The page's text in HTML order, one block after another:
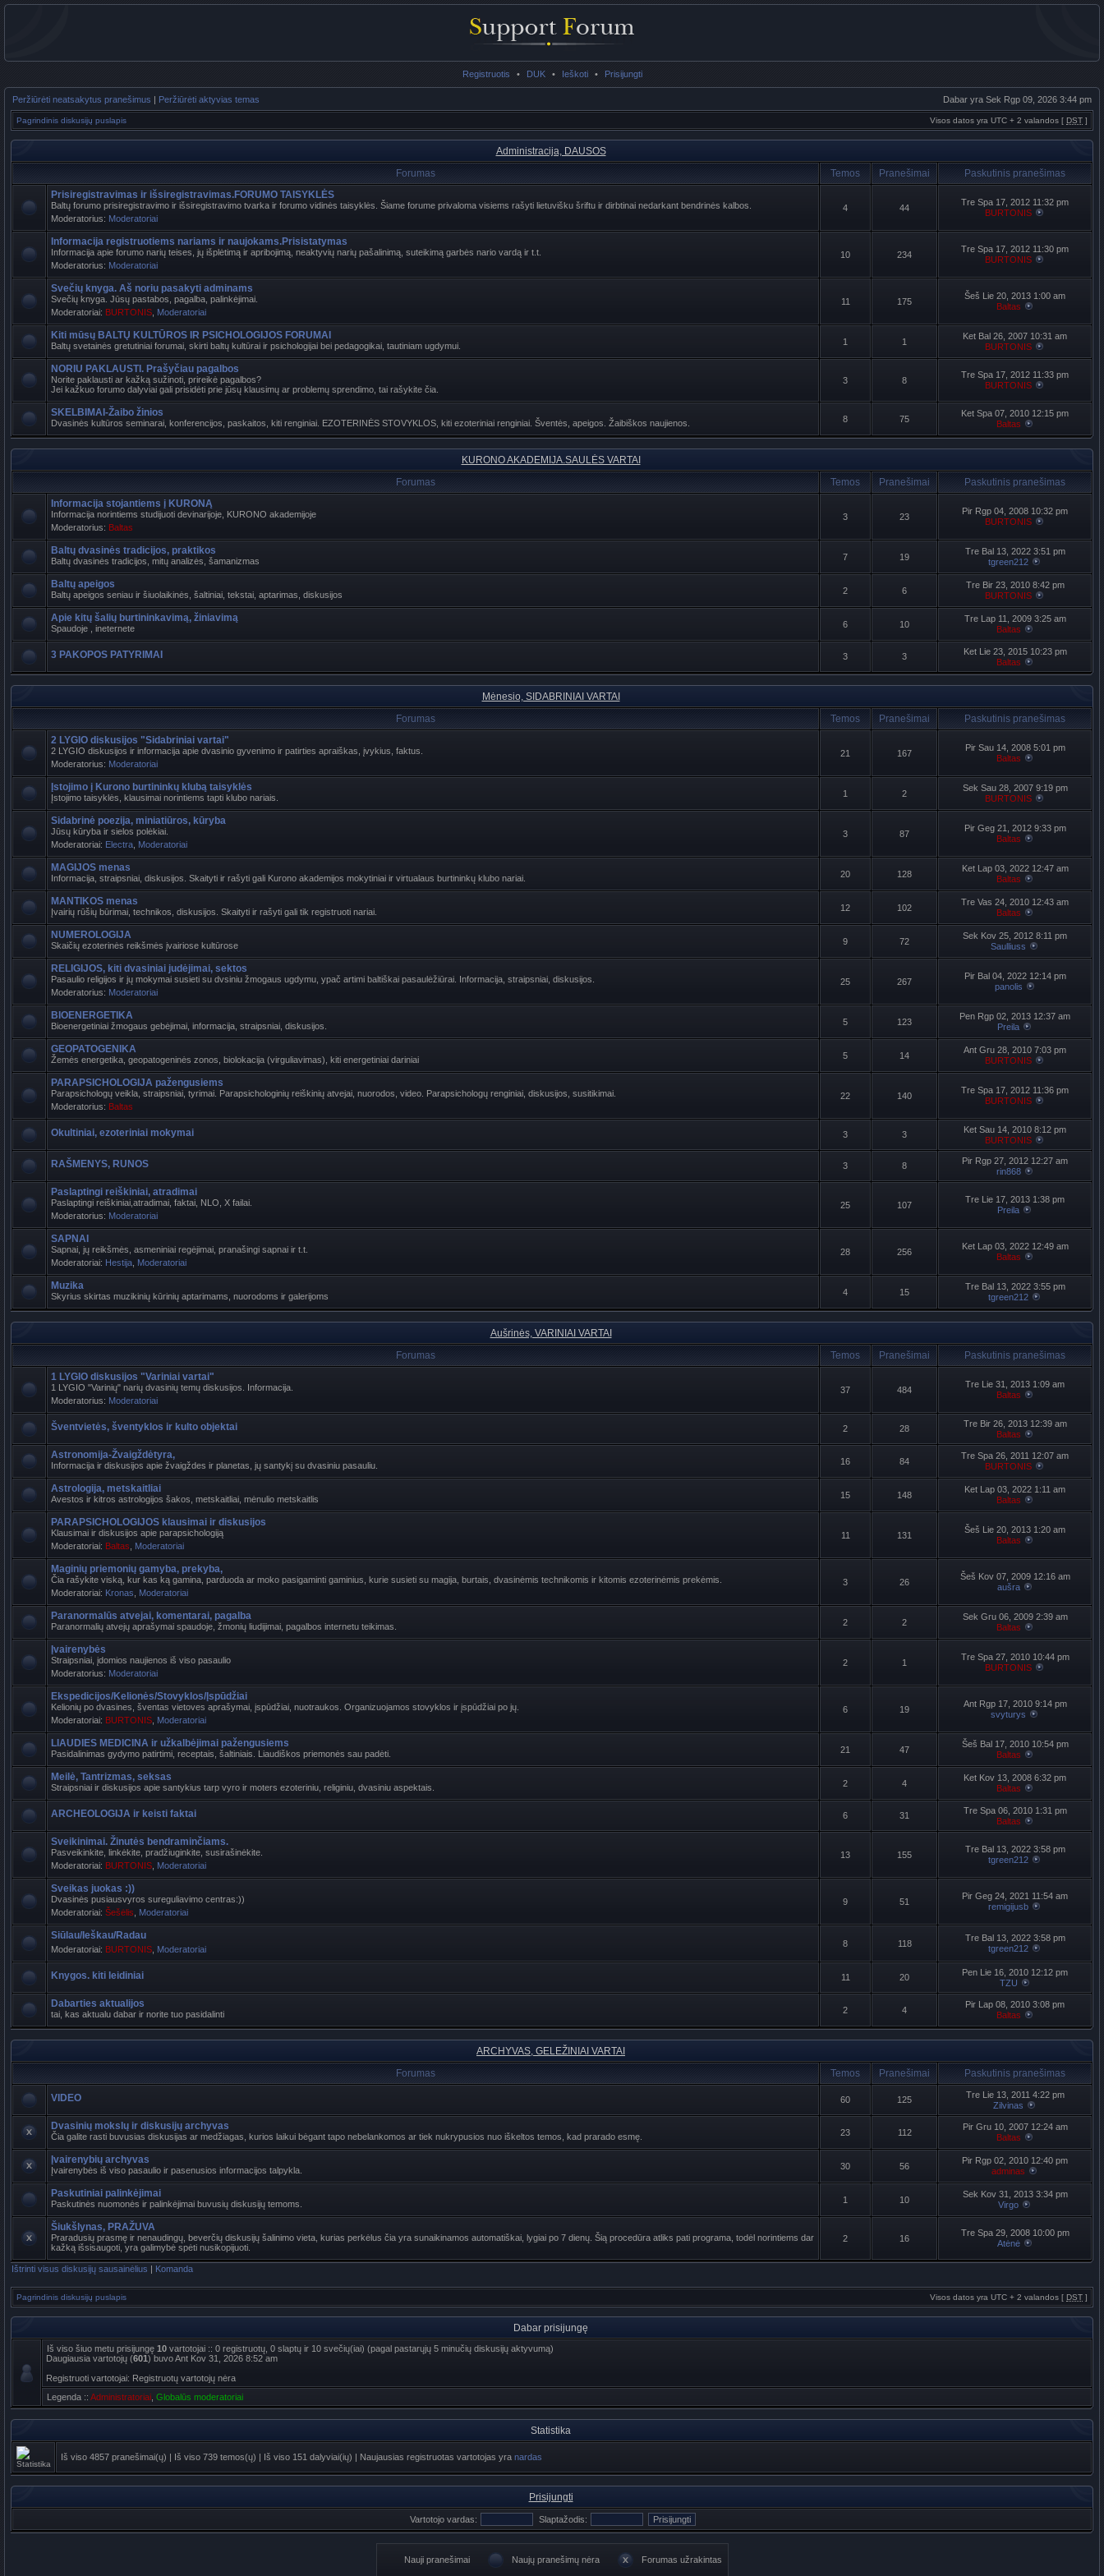
Registruotis • DUK • Ieškoti • Prisijungti
Peržiūrėti neatsakytus pranešimus | Peržiūrėti aktyvias temas Dabar yra Sek Rgp 09, 2026 3:44 pm
Pagrindinis diskusijų puslapis Visos datos yra UTC + 2 valandos [ DST ]
Administracija, DAUSOS
Forumas
Temos Pranešimai
Paskutinis pranešimas
Prisiregistravimas ir išsiregistravimas.FORUMO TAISYKLĖS
Baltų forumo prisiregistravimo ir išsiregistravimo tvarka ir forumo vidinės taisyklės. Šiame forume privaloma visiems rašyti lietuvišku šriftu ir dirbtinai nedarkant bendrinės kalbos.
Moderatorius: Moderatoriai
4 44
Tre Spa 17, 2012 11:32 pm
BURTONIS
Informacija registruotiems nariams ir naujokams.Prisistatymas
Informacija apie forumo narių teises, jų išplėtimą ir apribojimą, neaktyvių narių pašalinimą, suteikimą garbės nario vardą ir t.t.
Moderatorius: Moderatoriai
10 234
Tre Spa 17, 2012 11:30 pm
BURTONIS
Svečių knyga. Aš noriu pasakyti adminams
Svečių knyga. Jūsų pastabos, pagalba, palinkėjimai.
Moderatoriai: BURTONIS Moderatoriai
11 175
Šeš Lie 20, 2013 1:00 am
Baltas
Kiti mūsų BALTŲ KULTŪROS IR PSICHOLOGIJOS FORUMAI
Baltų svetainės gretutiniai forumai, skirti baltų kultūrai ir psichologijai bei pedagogikai, tautiniam ugdymui. 1 1
Ket Bal 26, 2007 10:31 am
BURTONIS
NORIU PAKLAUSTI. Prašyčiau pagalbos
Norite paklausti ar kažką sužinoti, prireikė pagalbos?
Jei kažkuo forumo dalyviai gali prisidėti prie jūsų klausimų ar problemų sprendimo, tai rašykite čia.
3 8
Tre Spa 17, 2012 11:33 pm
BURTONIS
SKELBIMAI-Žaibo žinios
Dvasinės kultūros seminarai, konferencijos, paskaitos, kiti renginiai. EZOTERINĖS STOVYKLOS, kiti ezoteriniai renginiai. Šventės, apeigos. Žaibiškos naujienos. 8 75
Ket Spa 07, 2010 12:15 pm
Baltas
KURONO AKADEMIJA.SAULĖS VARTAI
Forumas
Temos Pranešimai
Paskutinis pranešimas
Informacija stojantiems į KURONĄ
Informacija norintiems studijuoti devinarijoje, KURONO akademijoje
Moderatorius: Baltas
3 23
Pir Rgp 04, 2008 10:32 pm
BURTONIS
Baltų dvasinės tradicijos, praktikos
Baltų dvasinės tradicijos, mitų analizės, šamanizmas 7 19
Tre Bal 13, 2022 3:51 pm
tgreen212
Baltų apeigos
Baltų apeigos seniau ir šiuolaikinės, šaltiniai, tekstai, aptarimas, diskusijos 2 6
Tre Bir 23, 2010 8:42 pm
BURTONIS
Apie kitų šalių burtininkavimą, žiniavimą
Spaudoje , ineternete 6 10
Tre Lap 11, 2009 3:25 am
Baltas
3 PAKOPOS PATYRIMAI 3 3
Ket Lie 23, 2015 10:23 pm
Baltas
Mėnesio, SIDABRINIAI VARTAI
Forumas
Temos Pranešimai
Paskutinis pranešimas
2 LYGIO diskusijos "Sidabriniai vartai"
2 LYGIO diskusijos ir informacija apie dvasinio gyvenimo ir patirties apraiškas, įvykius, faktus.
Moderatorius: Moderatoriai
21 167
Pir Sau 14, 2008 5:01 pm
Baltas
Įstojimo į Kurono burtininkų klubą taisyklės
Įstojimo taisyklės, klausimai norintiems tapti klubo nariais. 1 2
Sek Sau 28, 2007 9:19 pm
BURTONIS
Sidabrinė poezija, miniatiūros, kūryba
Jūsų kūryba ir sielos polėkiai.
Moderatoriai: Electra Moderatoriai
3 87
Pir Geg 21, 2012 9:33 pm
Baltas
MAGIJOS menas
Informacija, straipsniai, diskusijos. Skaityti ir rašyti gali Kurono akademijos mokytiniai ir virtualaus burtininkų klubo nariai. 20 128
Ket Lap 03, 2022 12:47 am
Baltas
MANTIKOS menas
Įvairių rūšių būrimai, technikos, diskusijos. Skaityti ir rašyti gali tik registruoti nariai. 12 102
Tre Vas 24, 2010 12:43 am
Baltas
NUMEROLOGIJA
Skaičių ezoterinės reikšmės įvairiose kultūrose 9 72
Sek Kov 25, 2012 8:11 pm
Saulliuss
RELIGIJOS, kiti dvasiniai judėjimai, sektos
Pasaulio religijos ir jų mokymai susieti su dvsiniu žmogaus ugdymu, ypač artimi baltiškai pasaulėžiūrai. Informacija, straipsniai, diskusijos.
Moderatorius: Moderatoriai
25 267
Pir Bal 04, 2022 12:14 pm
panolis
BIOENERGETIKA
Bioenergetiniai žmogaus gebėjimai, informacija, straipsniai, diskusijos. 5 123
Pen Rgp 02, 2013 12:37 am
Preila
GEOPATOGENIKA
Žemės energetika, geopatogeninės zonos, biolokacija (virguliavimas), kiti energetiniai dariniai 5 14
Ant Gru 28, 2010 7:03 pm
BURTONIS
PARAPSICHOLOGIJA pažengusiems
Parapsichologų veikla, straipsniai, tyrimai. Parapsichologinių reiškinių atvejai, nuorodos, video. Parapsichologų renginiai, diskusijos, susitikimai.
Moderatorius: Baltas
22 140
Tre Spa 17, 2012 11:36 pm
BURTONIS
Okultiniai, ezoteriniai mokymai 3 3
Ket Sau 14, 2010 8:12 pm
BURTONIS
RAŠMENYS, RUNOS 3 8
Pir Rgp 27, 2012 12:27 am
rin868
Paslaptingi reiškiniai, atradimai
Paslaptingi reiškiniai,atradimai, faktai, NLO, X failai.
Moderatorius: Moderatoriai
25 107
Tre Lie 17, 2013 1:38 pm
Preila
SAPNAI
Sapnai, jų reikšmės, asmeniniai regėjimai, pranašingi sapnai ir t.t.
Moderatoriai: Hestija Moderatoriai
28 256
Ket Lap 03, 2022 12:49 am
Baltas
Muzika
Skyrius skirtas muzikinių kūrinių aptarimams, nuorodoms ir galerijoms 4 15
Tre Bal 13, 2022 3:55 pm
tgreen212
Aušrinės, VARINIAI VARTAI
Forumas
Temos Pranešimai
Paskutinis pranešimas
1 LYGIO diskusijos "Variniai vartai"
1 LYGIO "Varinių" narių dvasinių temų diskusijos. Informacija.
Moderatorius: Moderatoriai
37 484
Tre Lie 31, 2013 1:09 am
Baltas
Šventvietės, šventyklos ir kulto objektai 2 28
Tre Bir 26, 2013 12:39 am
Baltas
Astronomija-Žvaigždėtyra,
Informacija ir diskusijos apie žvaigždes ir planetas, jų santykį su dvasiniu pasauliu. 16 84
Tre Spa 26, 2011 12:07 am
BURTONIS
Astrologija, metskaitliai
Avestos ir kitros astrologijos šakos, metskaitliai, mėnulio metskaitlis 15 148
Ket Lap 03, 2022 1:11 am
Baltas
PARAPSICHOLOGIJOS klausimai ir diskusijos
Klausimai ir diskusijos apie parapsichologiją
Moderatoriai: Baltas Moderatoriai
11 131
Šeš Lie 20, 2013 1:20 am
Baltas
Maginių priemonių gamyba, prekyba,
Čia rašykite viską, kur kas ką gamina, parduoda ar moko pasigaminti gaminius, kurie susieti su magija, burtais, dvasinėmis technikomis ir kitomis ezoterinėmis prekėmis.
Moderatoriai: Kronas Moderatoriai
3 26
Šeš Kov 07, 2009 12:16 am
aušra
Paranormalūs atvejai, komentarai, pagalba
Paranormalių atvejų aprašymai spaudoje, žmonių liudijimai, pagalbos internetu teikimas. 2 2
Sek Gru 06, 2009 2:39 am
Baltas
Įvairenybės
Straipsniai, įdomios naujienos iš viso pasaulio
Moderatorius: Moderatoriai
2 1
Tre Spa 27, 2010 10:44 pm
BURTONIS
Ekspedicijos/Kelionės/Stovyklos/Įspūdžiai
Kelionių po dvasines, šventas vietoves aprašymai, įspūdžiai, nuotraukos. Organizuojamos stovyklos ir įspūdžiai po jų.
Moderatoriai: BURTONIS Moderatoriai
6 19
Ant Rgp 17, 2010 9:14 pm
svyturys
LIAUDIES MEDICINA ir užkalbėjimai pažengusiems
Pasidalinimas gydymo patirtimi, receptais, šaltiniais. Liaudiškos priemonės sau padėti. 21 47
Šeš Bal 17, 2010 10:54 pm
Baltas
Meilė, Tantrizmas, seksas
Straipsniai ir diskusijos apie santykius tarp vyro ir moters ezoteriniu, religiniu, dvasiniu aspektais. 2 4
Ket Kov 13, 2008 6:32 pm
Baltas
ARCHEOLOGIJA ir keisti faktai 6 31
Tre Spa 06, 2010 1:31 pm
Baltas
Sveikinimai. Žinutės bendraminčiams.
Pasveikinkite, linkėkite, pradžiuginkite, susirašinėkite.
Moderatoriai: BURTONIS Moderatoriai
13 155
Tre Bal 13, 2022 3:58 pm
tgreen212
Sveikas juokas :))
Dvasinės pusiausvyros sureguliavimo centras:))
Moderatoriai: Šešėlis Moderatoriai
9 51
Pir Geg 24, 2021 11:54 am
remigijusb
Siūlau/Ieškau/Radau
Moderatoriai: BURTONIS Moderatoriai
8 118
Tre Bal 13, 2022 3:58 pm
tgreen212
Knygos. kiti leidiniai 11 20
Pen Lie 16, 2010 12:12 pm
TZU
Dabarties aktualijos
tai, kas aktualu dabar ir norite tuo pasidalinti 2 4
Pir Lap 08, 2010 3:08 pm
Baltas
ARCHYVAS, GELEŽINIAI VARTAI
Forumas
Temos Pranešimai Paskutinis pranešimas
VIDEO 60 125
Tre Lie 13, 2011 4:22 pm
Zilvinas
Dvasinių mokslų ir diskusijų archyvas
Čia galite rasti buvusias diskusijas ar medžiagas, kurios laikui bėgant tapo nebelankomos ar tiek nukrypusios nuo iškeltos temos, kad prarado esmę. 23 112
Pir Gru 10, 2007 12:24 am
Baltas
Įvairenybių archyvas
Įvairenybės iš viso pasaulio ir pasenusios informacijos talpykla. 30 56
Pir Rgp 02, 2010 12:40 pm
adminas
Paskutiniai palinkėjimai
Paskutinės nuomonės ir palinkėjimai buvusių diskusijų temoms. 1 10
Sek Kov 31, 2013 3:34 pm
Virgo
Šiukšlynas, PRAŽUVA
Praradusių prasmę ir nenaudingų, beverčių diskusijų šalinimo vieta, kurias perkėlus čia yra sunaikinamos automatiškai, lygiai po 7 dienų. Šią procedūra atliks pati programa, todėl norintiems dar
kažką išsisaugoti, yra galimybė spėti nusikopijuoti.
2 16
Tre Spa 29, 2008 10:00 pm
Atėnė
Ištrinti visus diskusijų sausainėlius | Komanda
Pagrindinis diskusijų puslapis Visos datos yra UTC + 2 valandos [ DST ]
Dabar prisijungę
Iš viso šiuo metu prisijungę 10 vartotojai :: 0 registruotų, 0 slaptų ir 10 svečių(iai) (pagal pastarųjų 5 minučių diskusijų aktyvumą)
Daugiausia vartotojų (601) buvo Ant Kov 31, 2026 8:52 am
Registruoti vartotojai: Registruotų vartotojų nėra
Legenda :: Administratoriai Globalūs moderatoriai
Statistika
Iš viso 4857 pranešimai(ų) | Iš viso 739 temos(ų) | Iš viso 151 dalyviai(ių) | Naujausias registruotas vartotojas yra nardas
Prisijungti
Vartotojo vardas: Slaptažodis:
Nauji pranešimai Naujų pranešimų nėra Forumas užrakintas